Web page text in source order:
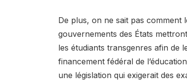
De plus, on ne sait pas comment
gouvernements des États
les étudiants transgenres afin de
financement fédéral de
une législation qui exigerait des